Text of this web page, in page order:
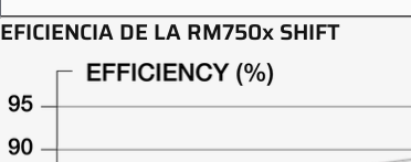
EFICIENCIA DE LA RM750x SHIFT